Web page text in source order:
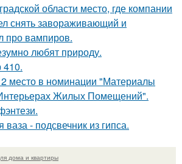
области место, где компании
снять завораживающий и
про вампиров.
любят природу.
410.
место в номинации "Материалы
Жилых Помещений".
ваза - подсвечник из гипса.
дома и квартиры